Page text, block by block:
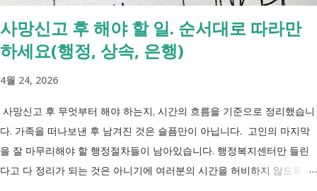
살면 장애인연금을 받을 수 없나요?" "혼자 살아야만 받을 수 있는 건가
요?" 결론부터 말씀드리면 부모와 함께 거주한다는 이유만으로 장애인연
금을 받을 수 없는 것은 아닙니다. 많은 분들이 이번 업무계획에 포함된
로 생각하기 쉽지만, 두 제도는 지급 기준이 서로 다릅니다. 구분 장애인
연금 생계급여 목적 장애로 인한 ...
사망신고 후 해야 할 일. 순서대로 따라만
하세요(행정, 상속, 은행)
4월 24, 2026
사망신고 후 무엇부터 해야 하는지, 시간의 흐름을 기준으로 정리했습니
다. 가족을 떠나보낸 후 남겨진 것은 슬픔만이 아닙니다. 고인의 마지막
을 잘 마무리해야 할 행정절차들이 남아있습니다. 행정복지센터만 들린
다고 다 정리가 되는 것은 아니기에 여러분의 시간을 허비하지 않도록 정